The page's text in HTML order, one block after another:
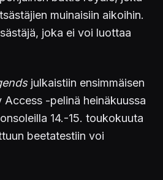
muinaisiin aikoihin.
joka ei voi luottaa
julkaistiin ensimmäisen
Access -pelinä heinäkuussa
14.-15. toukokuuta
beetatestiin voi